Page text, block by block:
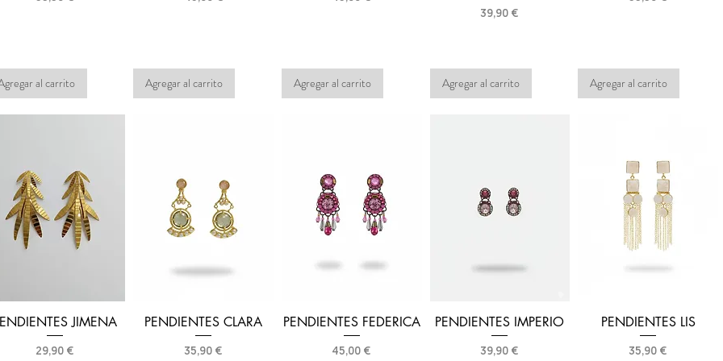
al carrito Agregar al carrito Agregar al carrito
Precio
39,90 €
Agregar al carrito Agregar al carrito
JIMENA
Precio
29,90 €
PENDIENTES CLARA
Precio
35,90 €
PENDIENTES FEDERICA
Precio
45,00 €
PENDIENTES IMPERIO
Precio
39,90 €
PENDIENTES LIS
Precio
35,90 €